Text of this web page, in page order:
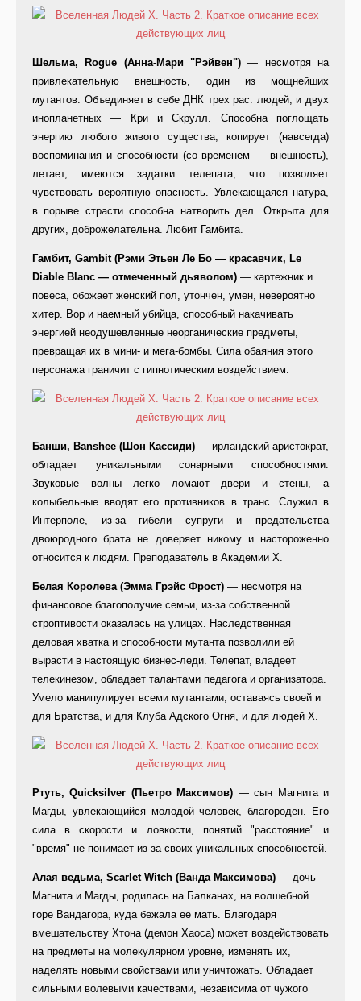
Шельма, Rogue (Анна-Мари "Рэйвен") — несмотря на
привлекательную внешность, один из мощнейших
мутантов. Объединяет в себе ДНК трех рас: людей, и двух
инопланетных — Кри и Скрулл. Способна поглощать
энергию любого живого существа, копирует (навсегда)
воспоминания и способности (со временем — внешность),
летает, имеются задатки телепата, что позволяет
чувствовать вероятную опасность. Увлекающаяся натура,
в порыве страсти способна натворить дел. Открыта для
других, доброжелательна. Любит Гамбита.
Гамбит, Gambit (Рэми Этьен Ле Бо — красавчик, Le
Diable Blanc — отмеченный дьяволом) — картежник и
повеса, обожает женский пол, утончен, умен, невероятно
хитер. Вор и наемный убийца, способный накачивать
энергией неодушевленные неорганические предметы,
превращая их в мини- и мега-бомбы. Сила обаяния этого
персонажа граничит с гипнотическим воздействием.
Банши, Banshee (Шон Кассиди) — ирландский аристократ,
обладает уникальными сонарными способностями.
Звуковые волны легко ломают двери и стены, а
колыбельные вводят его противников в транс. Служил в
Интерполе, из-за гибели супруги и предательства
двоюродного брата не доверяет никому и настороженно
относится к людям. Преподаватель в Академии Х.
Белая Королева (Эмма Грэйс Фрост) — несмотря на
финансовое благополучие семьи, из-за собственной
строптивости оказалась на улицах. Наследственная
деловая хватка и способности мутанта позволили ей
вырасти в настоящую бизнес-леди. Телепат, владеет
телекинезом, обладает талантами педагога и организатора.
Умело манипулирует всеми мутантами, оставаясь своей и
для Братства, и для Клуба Адского Огня, и для людей Х.
Ртуть, Quicksilver (Пьетро Максимов) — сын Магнита и
Магды, увлекающийся молодой человек, благороден. Его
сила в скорости и ловкости, понятий "расстояние" и
"время" не понимает из-за своих уникальных способностей.
Алая ведьма, Scarlet Witch (Ванда Максимова) — дочь
Магнита и Магды, родилась на Балканах, на волшебной
горе Вандагора, куда бежала ее мать. Благодаря
вмешательству Хтона (демон Хаоса) может воздействовать
на предметы на молекулярном уровне, изменять их,
наделять новыми свойствами или уничтожать. Обладает
сильными волевыми качествами, независима от чужого